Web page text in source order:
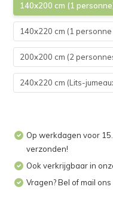
140x200 cm (1
140x220 cm (1
200x200 cm (2
240x220 cm (Lits-
Op werkdagen voor
verzonden!
Ook verkrijgbaar in
Vragen? Bel of mail ons